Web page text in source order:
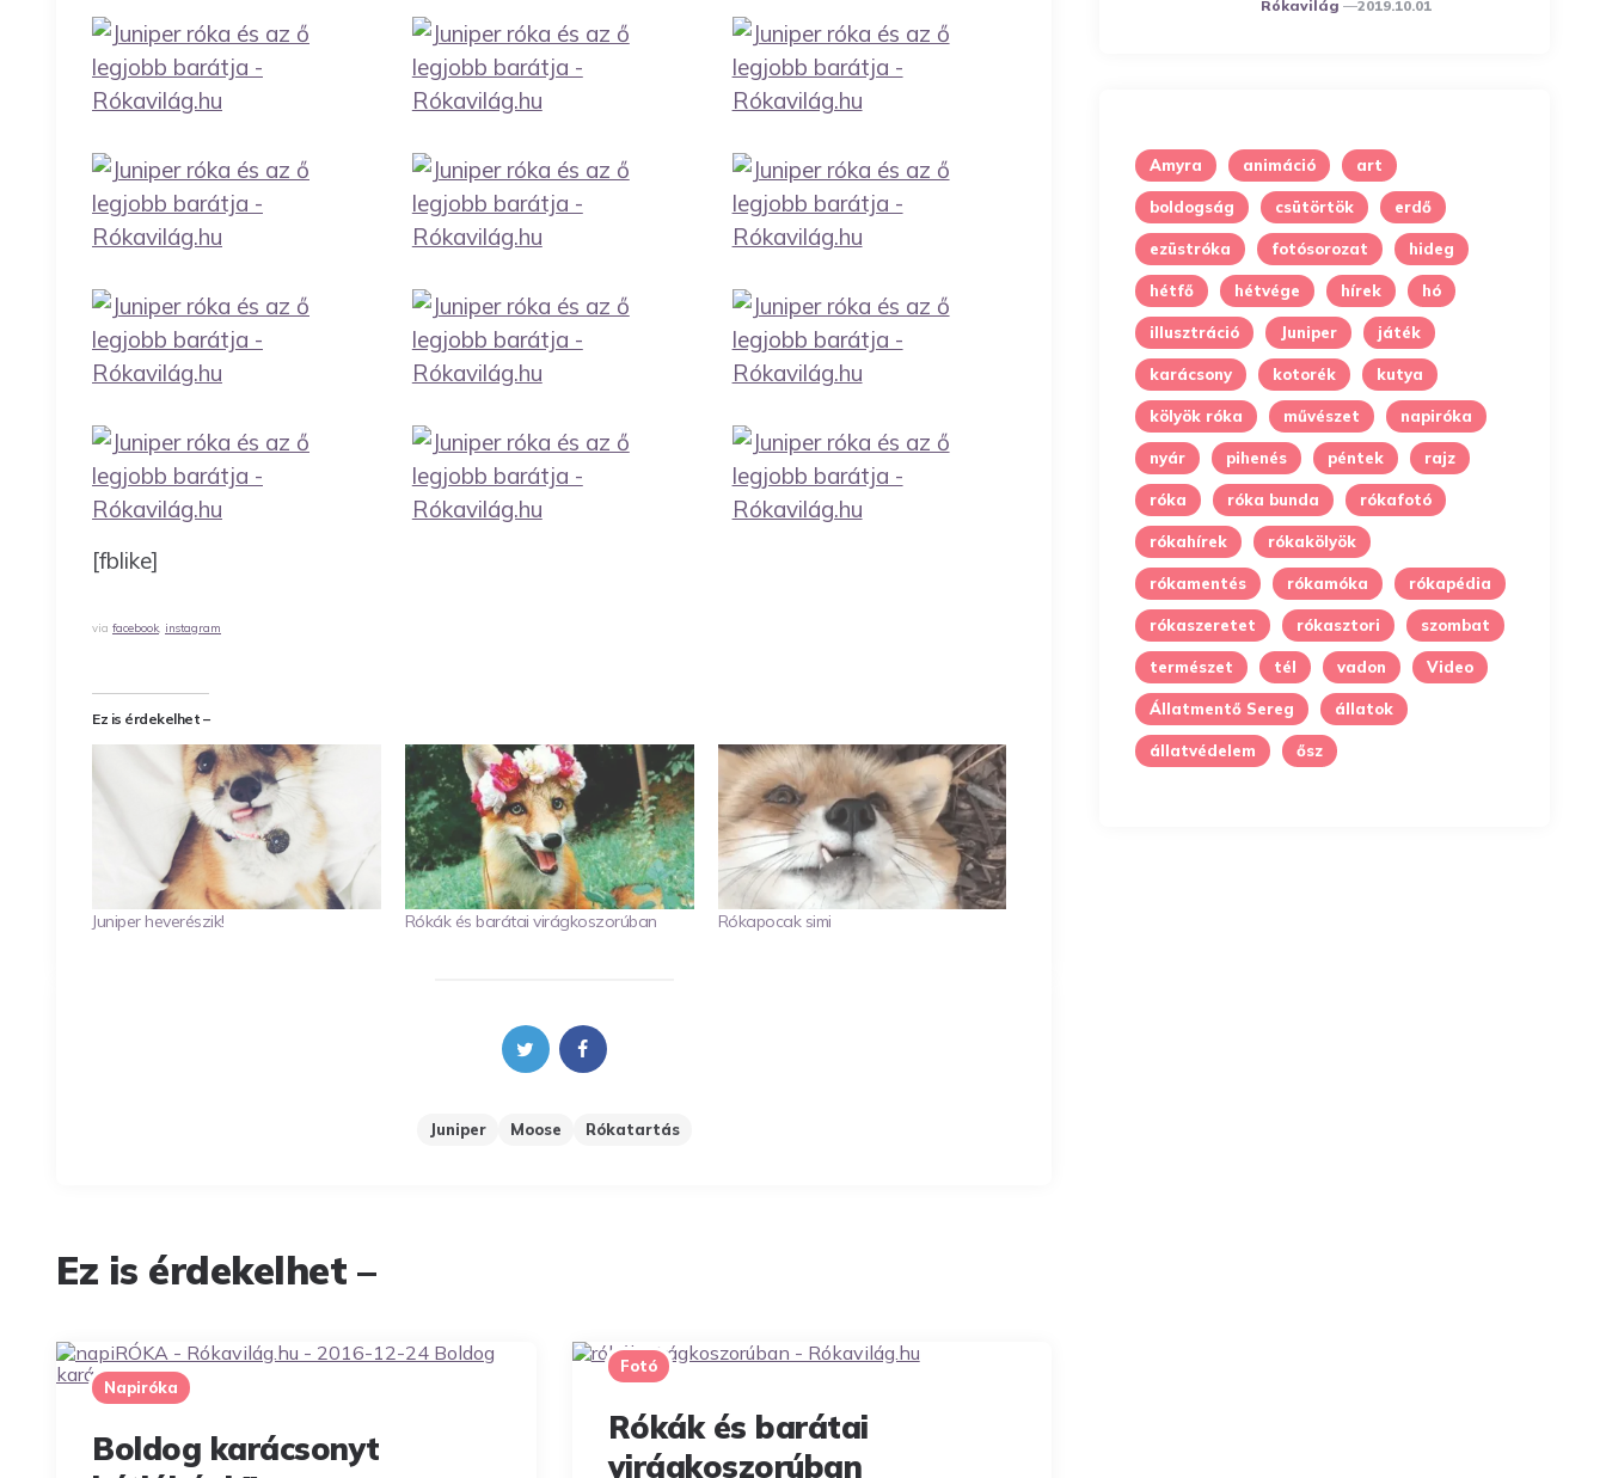
[fblike]
via facebook instagram
Ez is érdekelhet –
Juniper heverészik! Rókák és barátai virágkoszorúban Rókapocak simi
Juniper Moose Rókatartás
Ez is érdekelhet –
Napiróka
Boldog karácsonyt
Fotó
Rókák és barátai
virágkoszorúban
Rókavilág 2019.10.01
Amyra animáció art
boldogság csütörtök erdő
ezüstróka fotósorozat hideg
hétfő hétvége hírek hó
illusztráció Juniper játék
karácsony kotorék kutya
kölyök róka művészet napiróka
nyár pihenés péntek rajz
róka róka bunda rókafotó
rókahírek rókakölyök
rókamentés rókamóka rókapédia
rókaszeretet rókasztori szombat
természet tél vadon Video
Állatmentő Sereg állatok
állatvédelem ősz